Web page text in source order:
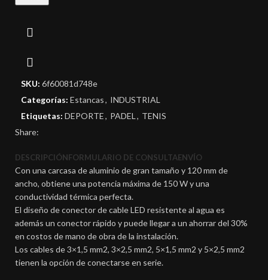
SKU: 6f60081d748e
Categorías: Estancas, INDUSTRIAL
Etiquetas: DEPORTE, PADEL , TENIS
Share:
DESCRIPCIÓNFORMULARIO DE CONSULTAENVÍO
Con una carcasa de aluminio de gran tamaño y 120 mm de
ancho, obtiene una potencia máxima de 150 W y una
conductividad térmica perfecta.
El diseño de conector de cable LED resistente al agua es
además un conector rápido y puede llegar a un ahorrar del 30%
en costos de mano de obra de la instalación.
Los cables de 3×1,5 mm2, 3×2,5 mm2, 5×1,5 mm2 y 5×2,5 mm2
tienen la opción de conectarse en serie.